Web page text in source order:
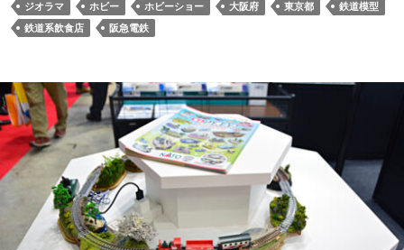
ジオラマ ホビー ホビーショー 大阪府 東京都
鉄道模型
鉄道系飲食店
阪急電鉄